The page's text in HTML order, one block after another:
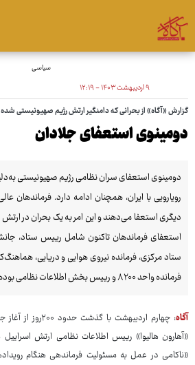
سیاسی
۹ اردیبهشت ۱۴۰۳ - ۱۲:۱۹
گزارش «آگاه» از بحرانی که دامنگیر ارتش رژیم صهیونیستی شده
دومینوی استعفای جلادان
دومینوی استعفای سران نظامی رژیم صهیونیستی
رویارویی با ایران، همچنان ادامه دارد. فرماندهان
دیگری استعفا می‌دهند و این امر به یک بحران در
استعفای فرماندهان تاکنون شامل رییس ستاد،
ستاد مرکزی، فرمانده نیروی هوایی و دریایی،
فرمانده واحد ۸۲۰۰ و رییس بخش اطلاعات نظامی بوده است.
آگاه
: ‌چهارم اردیبهشت
«آهارون هالیوا» رییس اطلاعات نظامی ارتش
«ناکامی در عمل به مسئولیت فرماندهی هنگام